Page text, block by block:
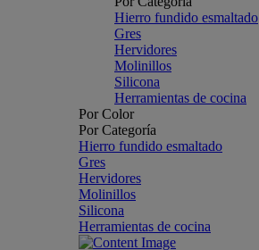
Hierro fundido esmaltado
Gres
Hervidores
Molinillos
Silicona
Herramientas de cocina
Por Color
Por Categoría
Hierro fundido esmaltado
Gres
Hervidores
Molinillos
Silicona
Herramientas de cocina